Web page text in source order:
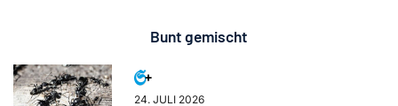
Bunt gemischt
24. JULI 2026